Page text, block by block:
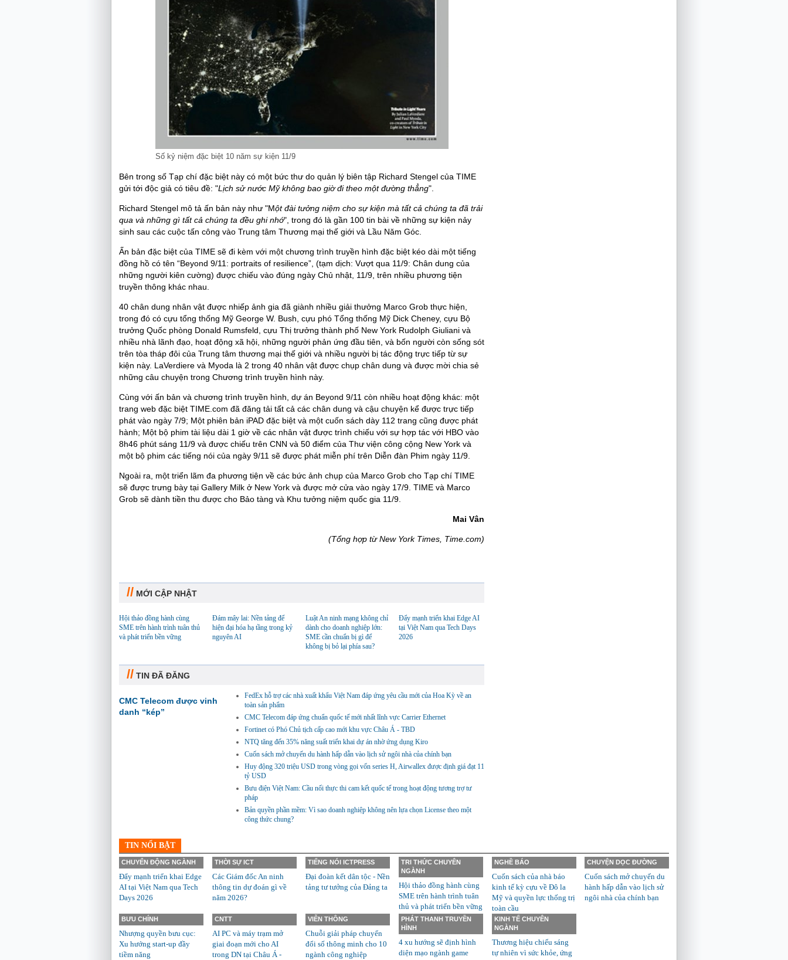
Số kỷ niệm đặc biệt 10 năm sự kiện 11/9
Bên trong số Tạp chí đặc biệt này có một bức thư do quản lý biên tập Richard Stengel của TIME
gửi tới độc giả có tiêu đề: "Lịch sử nước Mỹ không bao giờ đi theo một đường thẳng".
Richard Stengel mô tả ấn bản này như "Một đài tưởng niệm cho sự kiện mà tất cả chúng ta đã trải
qua và những gì tất cả chúng ta đều ghi nhớ", trong đó là gần 100 tin bài về những sự kiện nảy
sinh sau các cuộc tấn công vào Trung tâm Thương mại thế giới và Lầu Năm Góc.
Ấn bản đặc biệt của TIME sẽ đi kèm với một chương trình truyền hình đặc biệt kéo dài một tiếng
đồng hồ có tên “Beyond 9/11: portraits of resilience”, (tạm dịch: Vượt qua 11/9: Chân dung của
những người kiên cường) được chiếu vào đúng ngày Chủ nhật, 11/9, trên nhiều phương tiện
truyền thông khác nhau.
40 chân dung nhân vật được nhiếp ảnh gia đã giành nhiều giải thưởng Marco Grob thực hiện,
trong đó có cựu tổng thống Mỹ George W. Bush, cựu phó Tổng thống Mỹ Dick Cheney, cựu Bộ
trưởng Quốc phòng Donald Rumsfeld, cựu Thị trưởng thành phố New York Rudolph Giuliani và
nhiều nhà lãnh đạo, hoạt động xã hội, những người phản ứng đầu tiên, và bốn người còn sống sót
trên tòa tháp đôi của Trung tâm thương mại thế giới và nhiều người bị tác động trực tiếp từ sự
kiện này. LaVerdiere và Myoda là 2 trong 40 nhân vật được chụp chân dung và được mời chia sẻ
những câu chuyện trong Chương trình truyền hình này.
Cùng với ấn bản và chương trình truyền hình, dự án Beyond 9/11 còn nhiều hoạt động khác: một
trang web đặc biệt TIME.com đã đăng tải tất cả các chân dung và cậu chuyện kể được trực tiếp
phát vào ngày 7/9; Một phiên bản iPAD đặc biệt và một cuốn sách dày 112 trang cũng được phát
hành; Một bộ phim tài liệu dài 1 giờ về các nhân vật được trình chiếu với sự hợp tác với HBO vào
8h46 phút sáng 11/9 và được chiếu trên CNN và 50 điểm của Thư viện công cộng New York và
một bộ phim các tiếng nói của ngày 9/11 sẽ được phát miễn phí trên Diễn đàn Phim ngày 11/9.
Ngoài ra, một triển lãm đa phương tiện về các bức ảnh chụp của Marco Grob cho Tạp chí TIME
sẽ được trưng bày tại Gallery Milk ở New York và được mở cửa vào ngày 17/9. TIME và Marco
Grob sẽ dành tiền thu được cho Bảo tàng và Khu tưởng niệm quốc gia 11/9.
Mai Vân
(Tổng hợp từ New York Times, Time.com)
// MỚI CẬP NHẬT
Hội thảo đồng hành cùng
SME trên hành trình tuân thủ
và phát triển bền vững
Đám mây lai: Nền tảng để
hiện đại hóa hạ tầng trong kỷ
nguyên AI
Luật An ninh mạng không chỉ
dành cho doanh nghiệp lớn:
SME cần chuẩn bị gì để
không bị bỏ lại phía sau?
Đẩy mạnh triển khai Edge AI
tại Việt Nam qua Tech Days
2026
// TIN ĐÃ ĐĂNG
CMC Telecom được vinh
danh “kép”
FedEx hỗ trợ các nhà xuất khẩu Việt Nam đáp ứng yêu cầu mới của Hoa Kỳ về an
toàn sản phẩm
CMC Telecom đáp ứng chuẩn quốc tế mới nhất lĩnh vực Carrier Ethernet
Fortinet có Phó Chủ tịch cấp cao mới khu vực Châu Á - TBD
NTQ tăng đến 35% năng suất triển khai dự án nhờ ứng dụng Kiro
Cuốn sách mở chuyến du hành hấp dẫn vào lịch sử ngôi nhà của chính bạn
Huy động 320 triệu USD trong vòng gọi vốn series H, Airwallex được định giá đạt 11
tỷ USD
Bưu điện Việt Nam: Cầu nối thực thi cam kết quốc tế trong hoạt động tương trợ tư
pháp
Bản quyền phần mềm: Vì sao doanh nghiệp không nên lựa chọn License theo một
công thức chung?
TIN NỔI BẬT
CHUYỂN ĐỘNG NGÀNH
Đẩy mạnh triển khai Edge
AI tại Việt Nam qua Tech
Days 2026
THỜI SỰ ICT
Các Giám đốc An ninh
thông tin dự đoán gì về
năm 2026?
TIẾNG NÓI ICTPRESS
Đại đoàn kết dân tộc - Nền
tảng tư tưởng của Đảng ta
TRI THỨC CHUYÊN
NGÀNH
Hội thảo đồng hành cùng
SME trên hành trình tuân
thủ và phát triển bền vững
NGHỀ BÁO
Cuốn sách của nhà báo
kinh tế kỳ cựu về Đô la
Mỹ và quyền lực thống trị
toàn cầu
CHUYỆN DỌC ĐƯỜNG
Cuốn sách mở chuyến du
hành hấp dẫn vào lịch sử
ngôi nhà của chính bạn
BƯU CHÍNH
Nhượng quyền bưu cục:
Xu hướng start-up đầy
tiềm năng
CNTT
AI PC và máy trạm mở
giai đoạn mới cho AI
trong DN tại Châu Á -
VIỄN THÔNG
Chuỗi giải pháp chuyển
đổi số thông minh cho 10
ngành công nghiệp
PHÁT THANH TRUYỀN
HÌNH
4 xu hướng sẽ định hình
diện mạo ngành game
KINH TẾ CHUYÊN
NGÀNH
Thương hiệu chiếu sáng
tự nhiên vì sức khỏe, ứng